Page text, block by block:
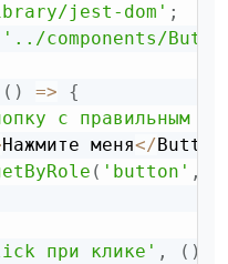
jest-dom' ;
'../components/
( ) =>
{
с правильным
Нажмите меня</Button
( 'button' ,
при клике' , ( )